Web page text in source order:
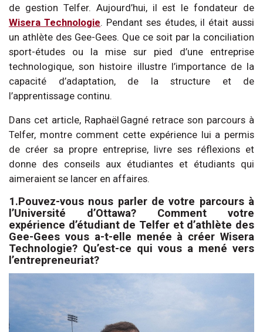
de gestion Telfer. Aujourd’hui, il est le fondateur de
Wisera Technologie. Pendant ses études, il était aussi
un athlète des Gee-Gees. Que ce soit par la conciliation
sport-études ou la mise sur pied d’une entreprise
technologique, son histoire illustre l’importance de la
capacité d’adaptation, de la structure et de
l’apprentissage continu.
Dans cet article, Raphaël Gagné retrace son parcours à
Telfer, montre comment cette expérience lui a permis
de créer sa propre entreprise, livre ses réflexions et
donne des conseils aux étudiantes et étudiants qui
aimeraient se lancer en affaires.
1.Pouvez-vous nous parler de votre parcours à
l’Université d’Ottawa? Comment votre
expérience d’étudiant de Telfer et d’athlète des
Gee-Gees vous a-t-elle menée à créer Wisera
Technologie? Qu’est-ce qui vous a mené vers
l’entrepreneuriat?